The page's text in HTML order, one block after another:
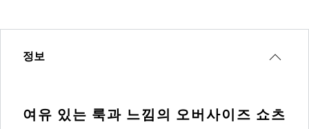
정보
여유 있는 룩과 느낌의 오버사이즈 쇼츠